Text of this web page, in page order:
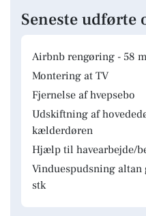
Seneste udførte
Airbnb rengøring - 58
Montering at TV
Fjernelse af hvepsebo
Udskiftning af
kælderdøren
Hjælp til havearbejde/
Vinduespudsning altan
stk